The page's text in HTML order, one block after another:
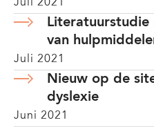
Juli 2021
van
Juli 2021
Nieuw op de
dyslexie
Juni 2021